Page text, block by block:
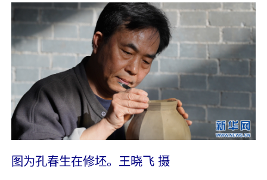
图为孔春生在修坯。王晓飞 摄